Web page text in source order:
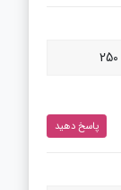
پاسخ دهید